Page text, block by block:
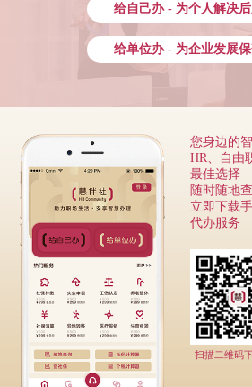
给自己办 - 为个人解决
给单位办 - 为企业发展
您身边的
HR、自由
最佳选择
随时随地
立即下载
代办服务
扫描二维码